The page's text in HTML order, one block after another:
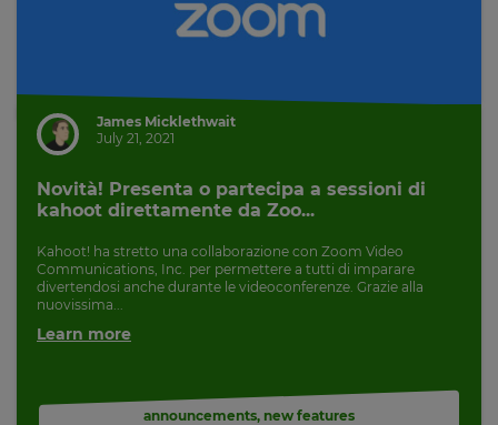
James Micklethwait
July 21, 2021
Novità! Presenta o partecipa a sessioni di
kahoot direttamente da Zoo...
Kahoot! ha stretto una collaborazione con Zoom Video
Communications, Inc. per permettere a tutti di imparare
divertendosi anche durante le videoconferenze. Grazie alla
nuovissima...
Learn more
announcements, new features